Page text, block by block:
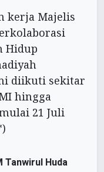
kerja Majelis
Hidup
diikuti sekitar
hingga
21 Juli
Tanwirul Huda